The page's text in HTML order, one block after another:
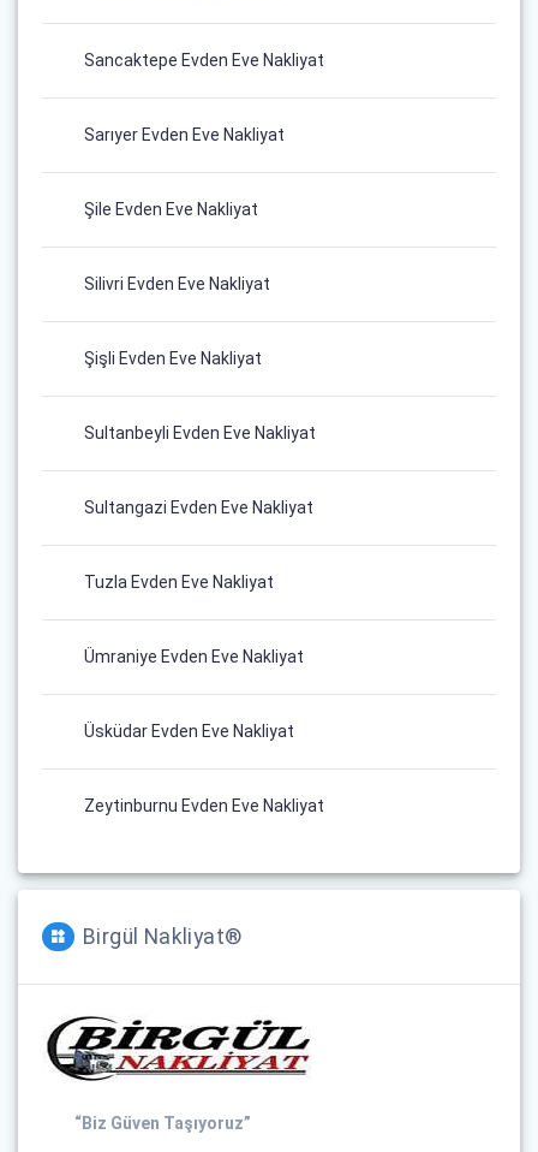
Sancaktepe Evden Eve Nakliyat
Sarıyer Evden Eve Nakliyat
Şile Evden Eve Nakliyat
Silivri Evden Eve Nakliyat
Şişli Evden Eve Nakliyat
Sultanbeyli Evden Eve Nakliyat
Sultangazi Evden Eve Nakliyat
Tuzla Evden Eve Nakliyat
Ümraniye Evden Eve Nakliyat
Üsküdar Evden Eve Nakliyat
Zeytinburnu Evden Eve Nakliyat
Birgül Nakliyat®
“Biz Güven Taşıyoruz”